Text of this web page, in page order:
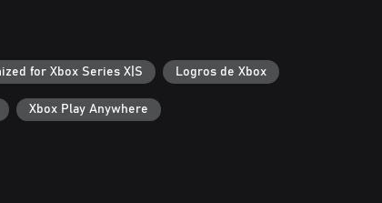
for Xbox Series X|S Logros de Xbox
Xbox Play Anywhere